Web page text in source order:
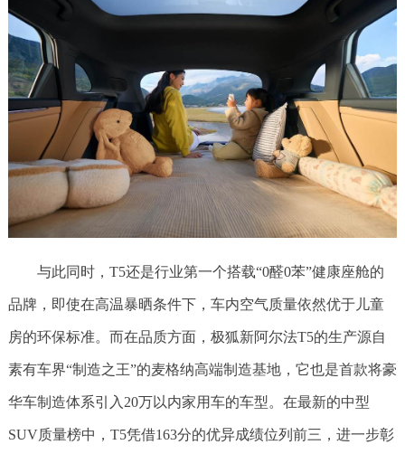
与此同时，T5还是行业第一个搭载“0醛0苯”健康座舱的
品牌，即使在高温暴晒条件下，车内空气质量依然优于儿童
房的环保标准。而在品质方面，极狐新阿尔法T5的生产源自
素有车界“制造之王”的麦格纳高端制造基地，它也是首款将豪
华车制造体系引入20万以内家用车的车型。在最新的中型
SUV质量榜中，T5凭借163分的优异成绩位列前三，进一步彰